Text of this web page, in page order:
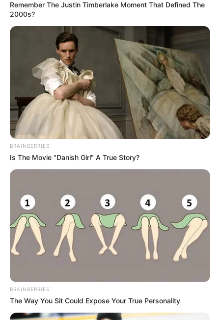
Remember The Justin Timberlake Moment That Defined The
2000s?
BRAINBERRIES
Is The Movie "Danish Girl" A True Story?
BRAINBERRIES
The Way You Sit Could Expose Your True Personality